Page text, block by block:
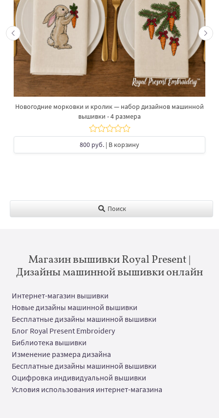
Новогодние морковки и кролик — набор дизайнов машинной
вышивки - 4 размера
800 руб. | В корзину
Поиск
Магазин вышивки Royal Present |
Дизайны машинной вышивки онлайн
Интернет-магазин вышивки
Новые дизайны машинной вышивки
Бесплатные дизайны машинной вышивки
Блог Royal Present Embroidery
Библиотека вышивки
Изменение размера дизайна
Бесплатные дизайны машинной вышивки
Оцифровка индивидуальной вышивки
Условия использования интернет-магазина